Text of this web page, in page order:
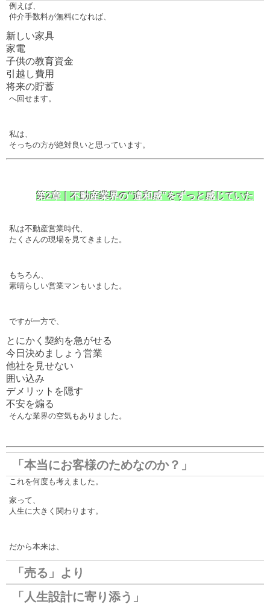
例えば、
仲介手数料が無料になれば、
新しい家具
家電
子供の教育資金
引越し費用
将来の貯蓄
へ回せます。
私は、
そっちの方が絶対良いと思っています。
第2章｜不動産業界の“違和感”をずっと感じていた
私は不動産営業時代、
たくさんの現場を見てきました。
もちろん、
素晴らしい営業マンもいました。
ですが一方で、
とにかく契約を急がせる
今日決めましょう営業
他社を見せない
囲い込み
デメリットを隠す
不安を煽る
そんな業界の空気もありました。
「本当にお客様のためなのか？」
これを何度も考えました。
家って、
人生に大きく関わります。
だから本来は、
「売る」より
「人生設計に寄り添う」